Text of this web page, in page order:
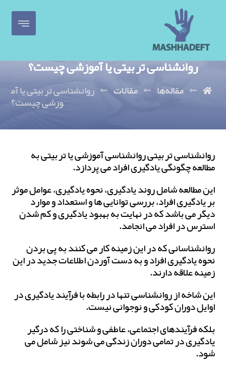
روانشناسی تربیتی یا آموزشی چیست؟
مقاله‌ها مقالات
روانشناسی تربیتی یا آم
وزشی چیست؟
روانشناسی تربیتی روانشناسی آموزشی یا تربیتی به
مطالعه چگونگی یادگیری افراد می پردازد.
این مطالعه شامل روند یادگیری، نحوه یادگیری، عوامل موثر
بر یادگیری افراد، بررسی توانایی ها و استعداد و موارد
دیگر می باشد که در نهایت به بهبود یادگیری و کم شدن
استرس در افراد می انجامد.
روانشناسانی که در این زمینه کار می کنند به پی بردن
نحوه یادگیری افراد و به دست آوردن اطلاعات جدید در این
زمینه علاقه دارند.
این شاخه از روانشناسی تنها در رابطه با فرآیند یادگیری در
اوایل دوران کودکی و نوجوانی نیست.
بلکه فرآیندهای اجتماعی، عاطفی و شناختی را که درگیر
یادگیری در تمامی دوران زندگی می شوند نیز شامل می
شود.